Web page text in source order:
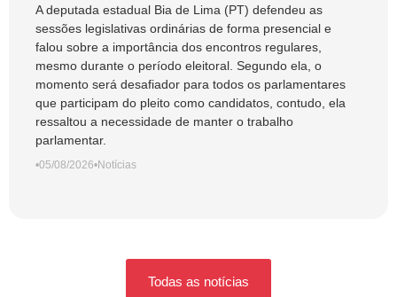
“obrigação com o povo de Goiás”
A deputada estadual Bia de Lima (PT) defendeu as
sessões legislativas ordinárias de forma presencial e
falou sobre a importância dos encontros regulares,
mesmo durante o período eleitoral. Segundo ela, o
momento será desafiador para todos os parlamentares
que participam do pleito como candidatos, contudo, ela
ressaltou a necessidade de manter o trabalho
parlamentar.
•05/08/2026•Notícias
Todas as notícias